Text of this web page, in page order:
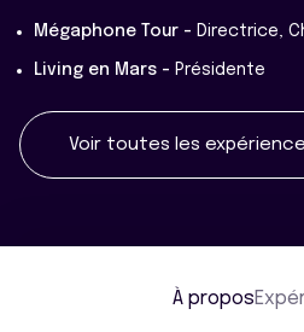
Mégaphone Tour - Directrice,
Living en Mars - Présidente
Voir toutes les
À propos